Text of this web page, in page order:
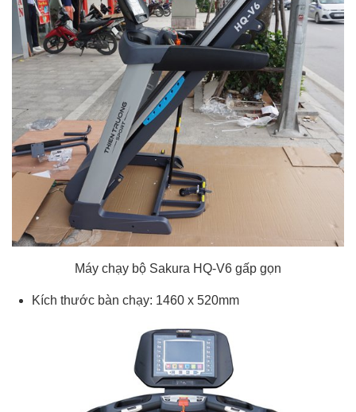
Máy chạy bộ Sakura HQ-V6 gấp gọn
Kích thước bàn chạy: 1460 x 520mm